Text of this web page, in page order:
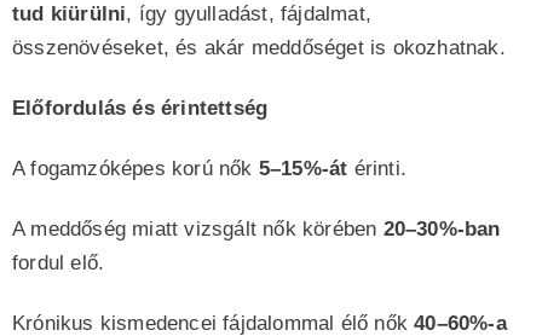
tud kiürülni, így gyulladást, fájdalmat,
összenövéseket, és akár meddőséget is okozhatnak.
Előfordulás és érintettség
A fogamzóképes korú nők 5–15%-át érinti.
A meddőség miatt vizsgált nők körében 20–30%-ban
fordul elő.
Krónikus kismedencei fájdalommal élő nők40–60%-a